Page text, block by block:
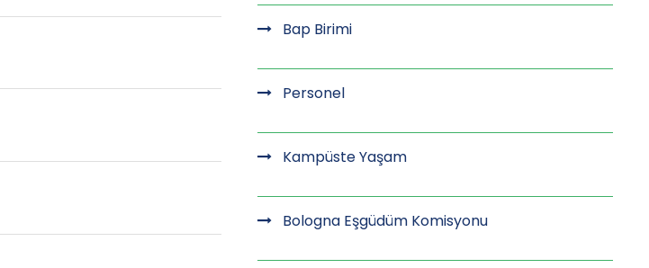
Bap Birimi
Personel
Kampüste Yaşam
Bologna Eşgüdüm Komisyonu